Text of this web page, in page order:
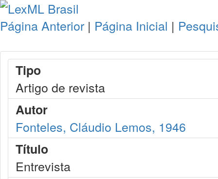
Página Anterior | Página Inicial |
Tipo
Artigo de revista
Autor
Fonteles, Cláudio Lemos, 1946
Título
Entrevista